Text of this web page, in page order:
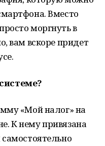
Вместо
моргнуть в
вам вскоре придет
«Мой налог» на
К нему привязана